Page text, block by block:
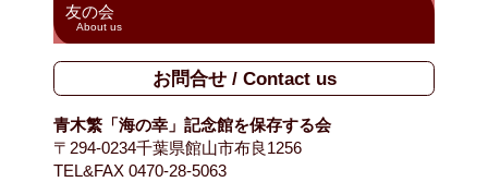
友の会
About us
お問合せ / Contact us
青木繁「海の幸」記念館を保存する会
〒294-0234千葉県館山市布良1256
TEL&FAX 0470-28-5063